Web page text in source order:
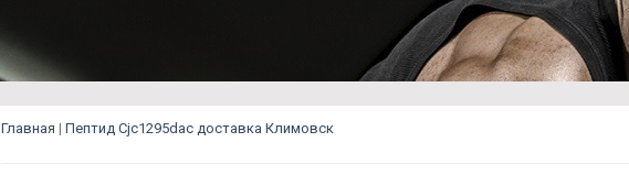
Главная | Пептид Cjc1295dac доставка Климовск